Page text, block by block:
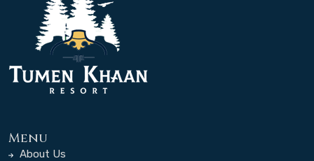
Menu
About Us